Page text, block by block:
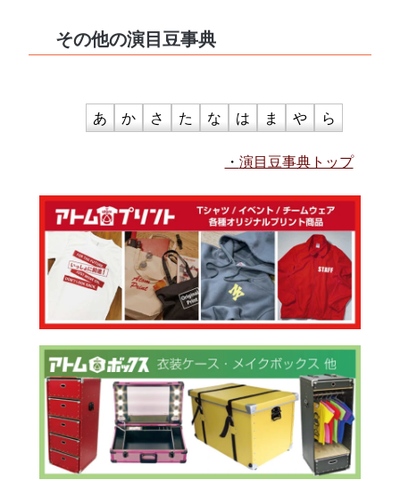
その他の演目豆事典
あ か さ た な は ま や ら
演目豆事典トップ